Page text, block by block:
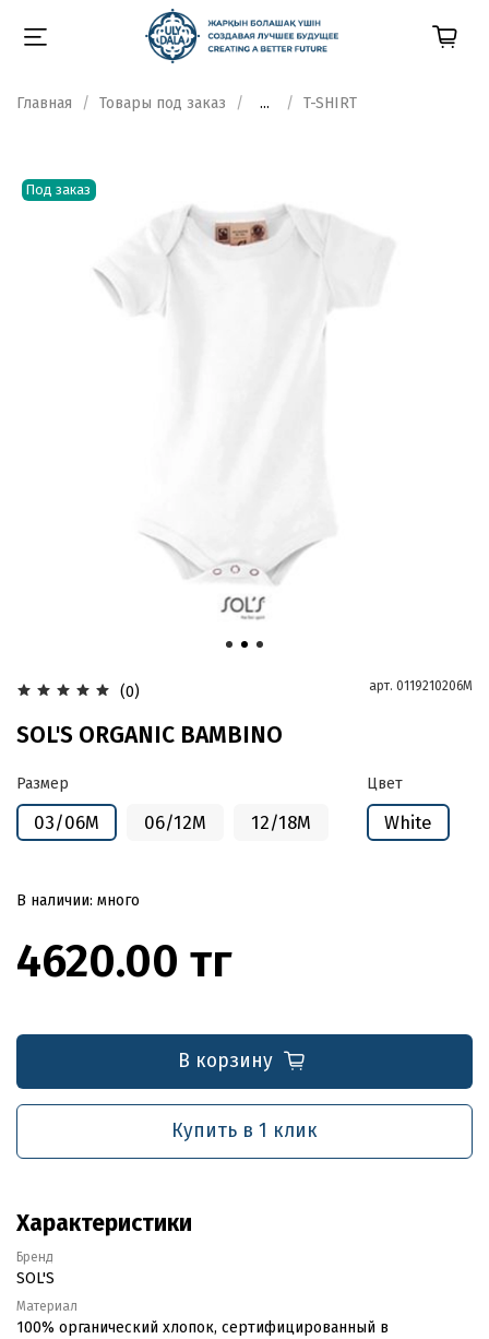
Главная Товары под заказ ... T-SHIRT
Под заказ
(0) арт. 0119210206M
SOL'S ORGANIC BAMBINO
Размер
03/06M 06/12M 12/18M
Цвет
White
В наличии: много
4620.00 тг
В корзину
Купить в 1 клик
Характеристики
Бренд
SOL'S
Материал
100% органический хлопок, сертифицированный в